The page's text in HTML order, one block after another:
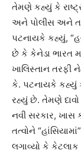
તેમણે કહ્યું કે
અને પોલીસ અને
પટનાયકે કહ્યું,
છે કે કેનેડા ભારત
ખાલિસ્તાન તરફી
કે. પટનાયકે કહ્યું
રહ્યું છે. તેમણે દાવો
નવી સરકાર, ખાસ
તત્વોને
લગાવ્યો કે કેટલાક